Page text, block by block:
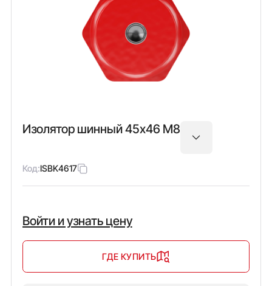
Изолятор шинный 45х46 М8
Код:ISBK4617
Войти и узнать цену
ГДЕ КУПИТЬ